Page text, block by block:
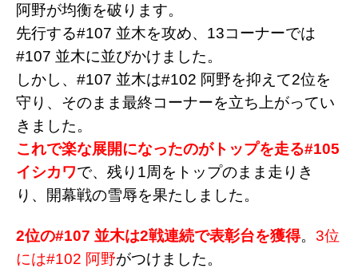
阿野が均衡を破ります。
先行する#107 並木を攻め、13コーナーでは
#107 並木に並びかけました。
しかし、#107 並木は#102 阿野を抑えて2位を
守り、そのまま最終コーナーを立ち上がってい
きました。
これで楽な展開になったのがトップを走る#105
イシカワで、残り1周をトップのまま走りき
り、開幕戦の雪辱を果たしました。
2位の#107 並木は2戦連続で表彰台を獲得。 3位
には#102 阿野がつけました。